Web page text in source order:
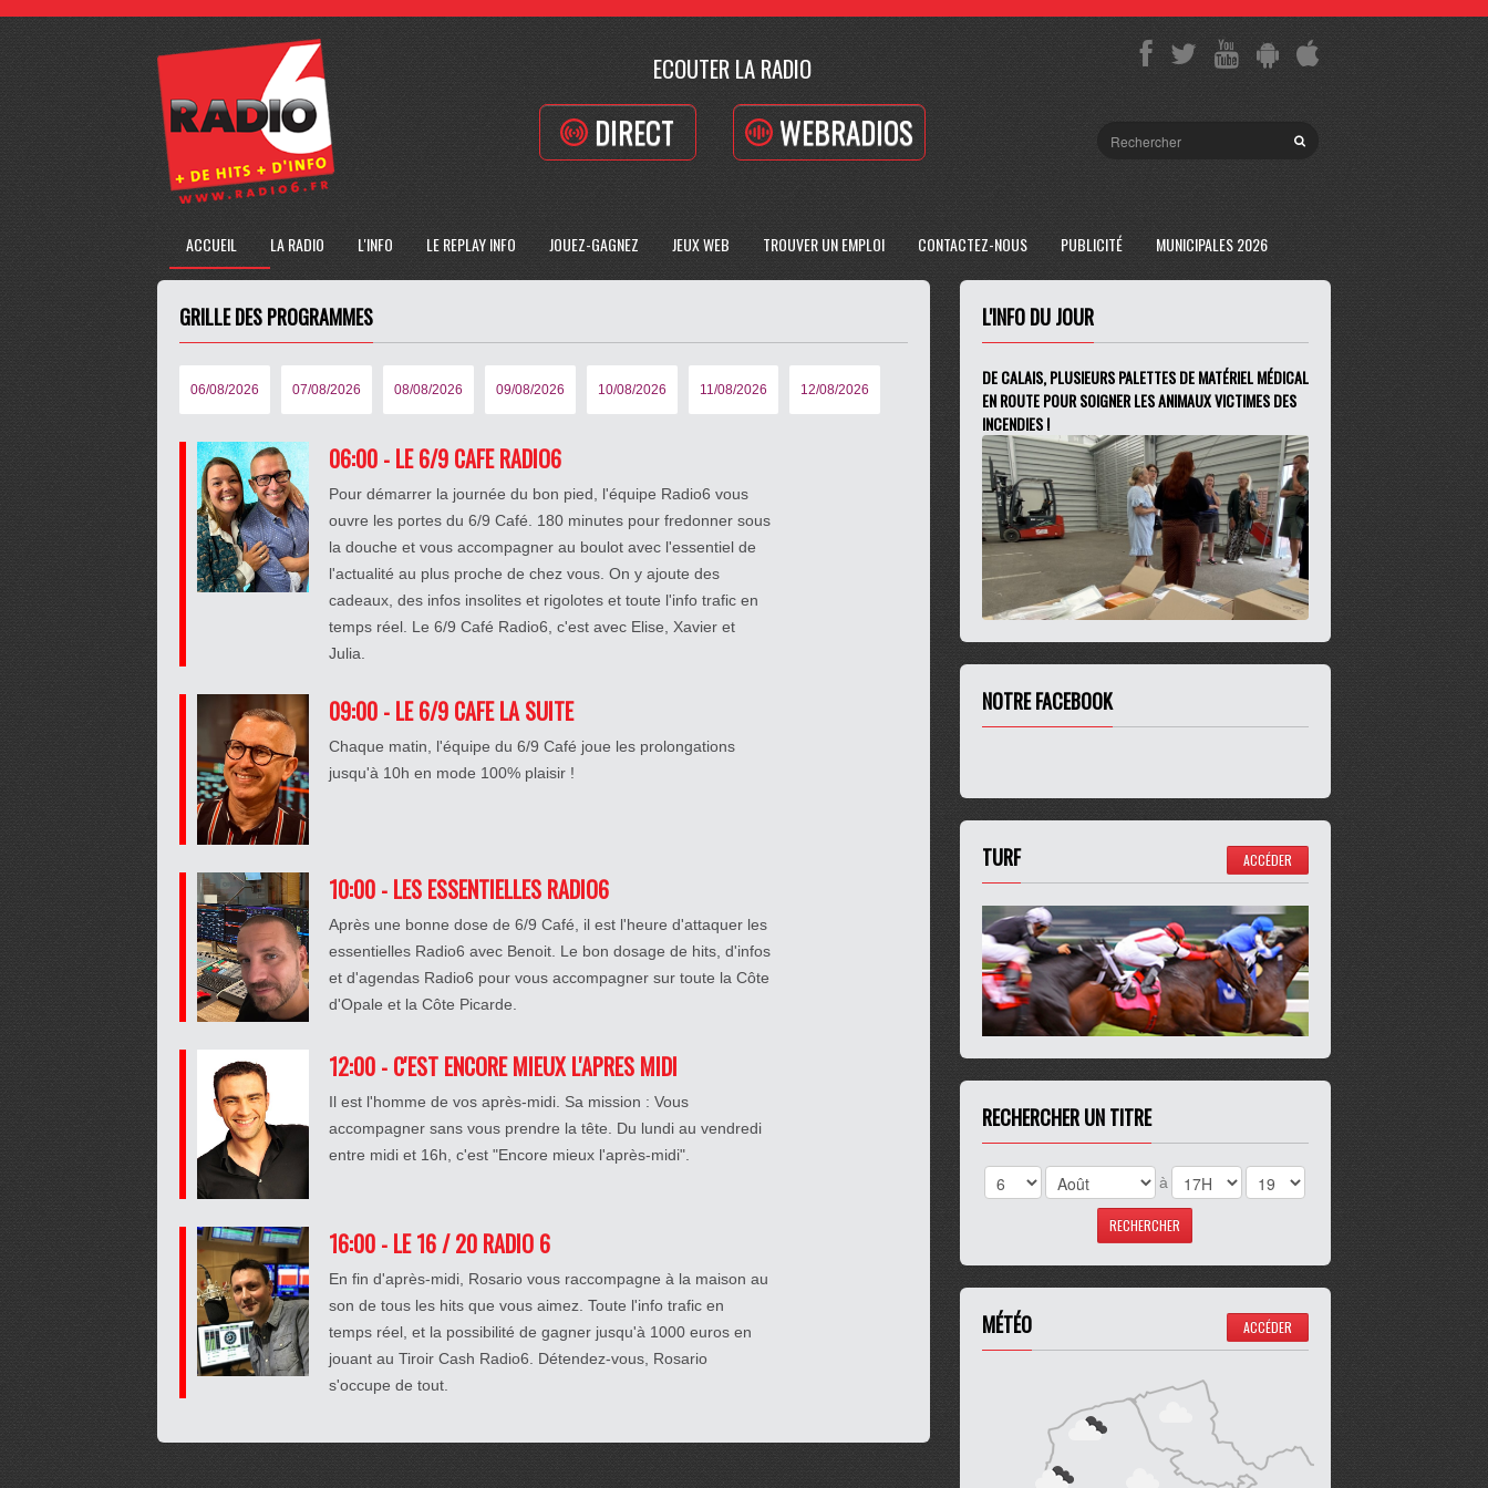
ECOUTER LA RADIO
DIRECT WEBRADIOS
ACCUEIL LA RADIO L'INFO LE REPLAY INFO JOUEZ-GAGNEZ JEUX WEB TROUVER UN EMPLOI CONTACTEZ-NOUS PUBLICITÉ MUNICIPALES 2026
GRILLE DES PROGRAMMES
06/08/2026 07/08/2026 08/08/2026 09/08/2026 10/08/2026 11/08/2026 12/08/2026
06:00 - LE 6/9 CAFE RADIO6
Pour démarrer la journée du bon pied, l'équipe Radio6 vous
ouvre les portes du 6/9 Café. 180 minutes pour fredonner sous
la douche et vous accompagner au boulot avec l'essentiel de
l'actualité au plus proche de chez vous. On y ajoute des
cadeaux, des infos insolites et rigolotes et toute l'info trafic en
temps réel. Le 6/9 Café Radio6, c'est avec Elise, Xavier et
Julia.
09:00 - LE 6/9 CAFE LA SUITE
Chaque matin, l'équipe du 6/9 Café joue les prolongations
jusqu'à 10h en mode 100% plaisir !
10:00 - LES ESSENTIELLES RADIO6
Après une bonne dose de 6/9 Café, il est l'heure d'attaquer les
essentielles Radio6 avec Benoit. Le bon dosage de hits, d'infos
et d'agendas Radio6 pour vous accompagner sur toute la Côte
d'Opale et la Côte Picarde.
12:00 - C'EST ENCORE MIEUX L'APRES MIDI
Il est l'homme de vos après-midi. Sa mission : Vous
accompagner sans vous prendre la tête. Du lundi au vendredi
entre midi et 16h, c'est "Encore mieux l'après-midi".
16:00 - LE 16 / 20 RADIO 6
En fin d'après-midi, Rosario vous raccompagne à la maison au
son de tous les hits que vous aimez. Toute l'info trafic en
temps réel, et la possibilité de gagner jusqu'à 1000 euros en
jouant au Tiroir Cash Radio6. Détendez-vous, Rosario
s'occupe de tout.
L'INFO DU JOUR
DE CALAIS, PLUSIEURS PALETTES DE MATÉRIEL MÉDICAL
EN ROUTE POUR SOIGNER LES ANIMAUX VICTIMES DES
INCENDIES !
NOTRE FACEBOOK
TURF ACCÉDER
RECHERCHER UN TITRE
à
MÉTÉO ACCÉDER